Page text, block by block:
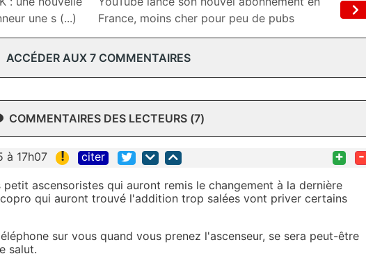
une s (...)
France, moins cher pour peu de pubs
ACCÉDER AUX 7 COMMENTAIRES
COMMENTAIRES DES LECTEURS (7)
à 17h07 ! citer + -
ascensoristes qui auront remis le changement à la dernière
qui auront trouvé l'addition trop salées vont priver certains
sur vous quand vous prenez l'ascenseur, se sera peut-être
salut.